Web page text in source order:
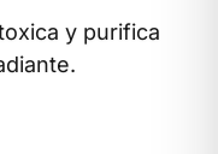
y purifica